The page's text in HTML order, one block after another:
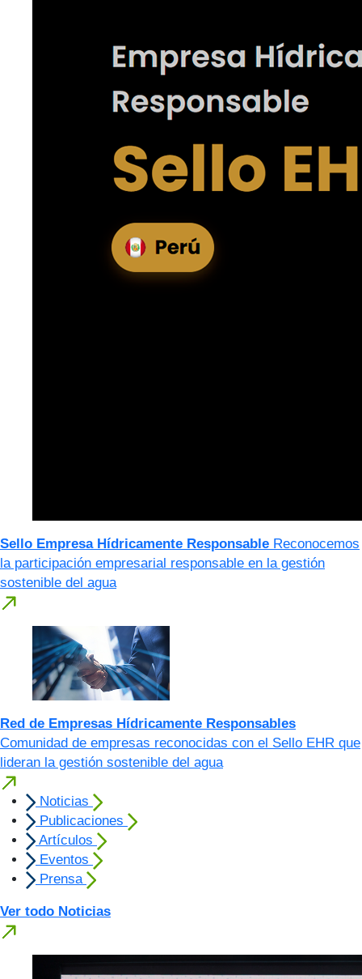
Sello Empresa Hídricamente Responsable Reconocemos
la participación empresarial responsable en la gestión
sostenible del agua
Red de Empresas Hídricamente Responsables
Comunidad de empresas reconocidas con el Sello EHR que
lideran la gestión sostenible del agua
Noticias
Publicaciones
Artículos
Eventos
Prensa
Ver todo Noticias